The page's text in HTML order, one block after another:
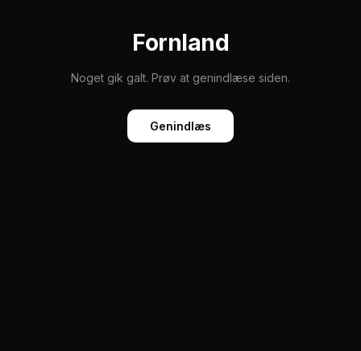
Fornland
Noget gik galt. Prøv at genindlæse siden.
Genindlæs